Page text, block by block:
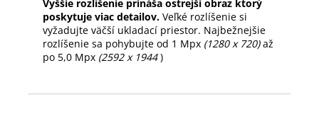
Vyššie rozlíšenie prináša ostrejší obraz ktorý
poskytuje viac detailov. Veľké rozlíšenie si
vyžadujte väčší ukladací priestor. Najbežnejšie
rozlíšenie sa pohybujte od 1 Mpx (1280 x 720)až
po 5,0 Mpx (2592 x 1944)